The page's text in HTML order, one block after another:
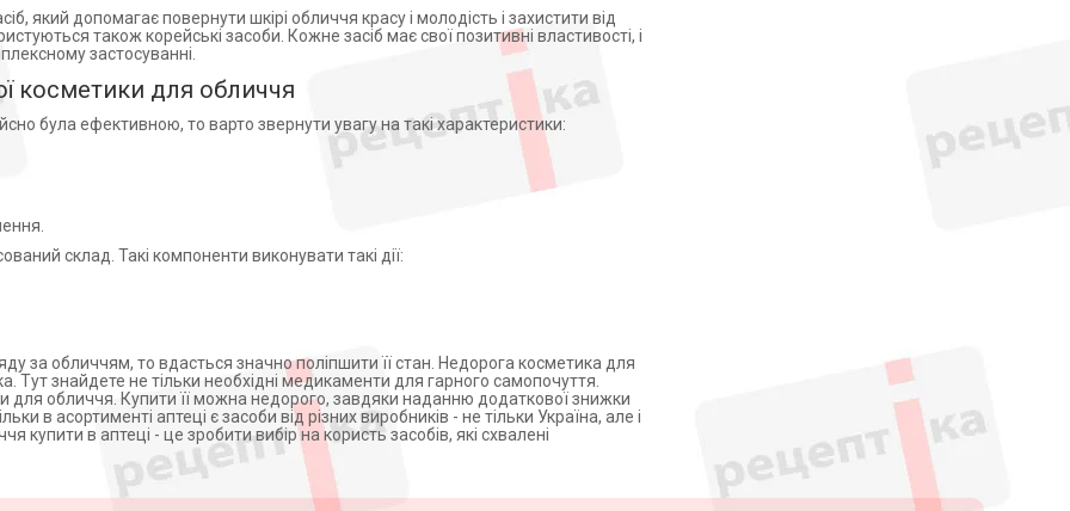
який допомагає повернути шкірі обличчя красу і молодість і захистити від
також корейські засоби. Кожне засіб має свої позитивні властивості, і
застосуванні.
косметики для обличчя
була ефективною, то варто звернути увагу на такі характеристики:
склад. Такі компоненти виконувати такі дії:
за обличчям, то вдасться значно поліпшити її стан. Недорога косметика для
Тут знайдете не тільки необхідні медикаменти для гарного самопочуття.
для обличчя. Купити її можна недорого, завдяки наданню додаткової знижки
в асортименті аптеці є засоби від різних виробників - не тільки Україна, але і
купити в аптеці - це зробити вибір на користь засобів, які схвалені